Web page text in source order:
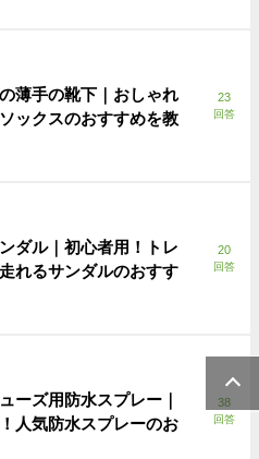
薄手の靴下｜おしゃれ
ックスのおすすめを教
23
回答
ダル｜初心者用！トレ
れるサンダルのおすす
20
回答
ーズ用防水スプレー｜
人気防水スプレーのお
38
回答